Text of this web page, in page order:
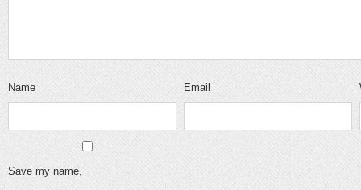
Name Email
Save my name,